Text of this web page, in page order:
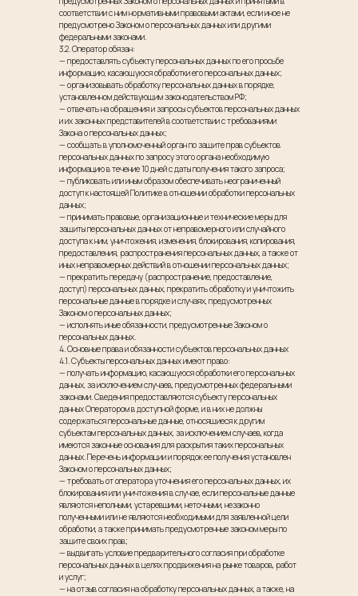
соответствии с ним нормативными правовыми актами, если иное не
предусмотрено Законом о персональных данных или другими
федеральными законами.
3.2. Оператор обязан:
— предоставлять субъекту персональных данных по его просьбе
информацию, касающуюся обработки его персональных данных;
— организовывать обработку персональных данных в порядке,
установленном действующим законодательством РФ;
— отвечать на обращения и запросы субъектов персональных данных
и их законных представителей в соответствии с требованиями
Закона о персональных данных;
— сообщать в уполномоченный орган по защите прав субъектов
персональных данных по запросу этого органа необходимую
информацию в течение 10 дней с даты получения такого запроса;
— публиковать или иным образом обеспечивать неограниченный
доступ к настоящей Политике в отношении обработки персональных
данных;
— принимать правовые, организационные и технические меры для
защиты персональных данных от неправомерного или случайного
доступа к ним, уничтожения, изменения, блокирования, копирования,
предоставления, распространения персональных данных, а также от
иных неправомерных действий в отношении персональных данных;
— прекратить передачу (распространение, предоставление,
доступ) персональных данных, прекратить обработку и уничтожить
персональные данные в порядке и случаях, предусмотренных
Законом о персональных данных;
— исполнять иные обязанности, предусмотренные Законом о
персональных данных.
4. Основные права и обязанности субъектов персональных данных
4.1. Субъекты персональных данных имеют право:
— получать информацию, касающуюся обработки его персональных
данных, за исключением случаев, предусмотренных федеральными
законами. Сведения предоставляются субъекту персональных
данных Оператором в доступной форме, и в них не должны
содержаться персональные данные, относящиеся к другим
субъектам персональных данных, за исключением случаев, когда
имеются законные основания для раскрытия таких персональных
данных. Перечень информации и порядок ее получения установлен
Законом о персональных данных;
— требовать от оператора уточнения его персональных данных, их
блокирования или уничтожения в случае, если персональные данные
являются неполными, устаревшими, неточными, незаконно
полученными или не являются необходимыми для заявленной цели
обработки, а также принимать предусмотренные законом меры по
защите своих прав;
— выдвигать условие предварительного согласия при обработке
персональных данных в целях продвижения на рынке товаров, работ
и услуг;
— на отзыв согласия на обработку персональных данных, а также, на